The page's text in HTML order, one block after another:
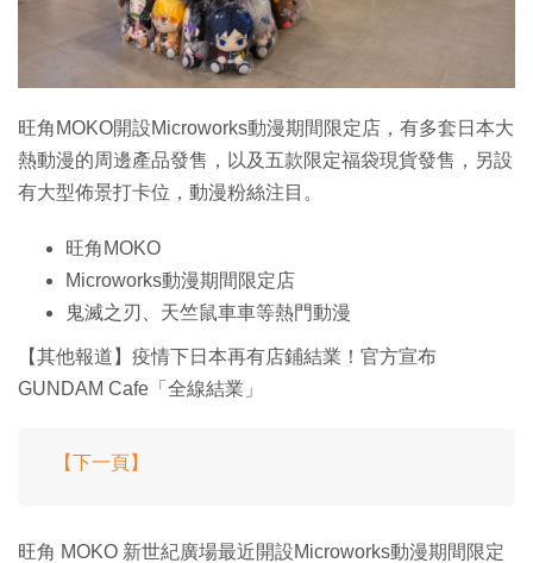
旺角MOKO開設Microworks動漫期間限定店，有多套日本大
熱動漫的周邊產品發售，以及五款限定福袋現貨發售，另設
有大型佈景打卡位，動漫粉絲注目。
旺角MOKO
Microworks動漫期間限定店
鬼滅之刃、天竺鼠車車等熱門動漫
【其他報道】疫情下日本再有店鋪結業！官方宣布
GUNDAM Cafe「全線結業」
【下一頁】
旺角 MOKO 新世紀廣場最近開設Microworks動漫期間限定